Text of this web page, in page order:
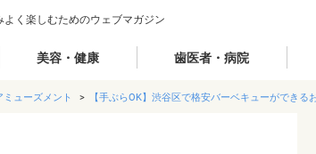
く楽しむためのウェブマガジン
美容・健康 歯医者・病院
ューズメント 【手ぶらOK】渋谷区で格安バーベキューができる